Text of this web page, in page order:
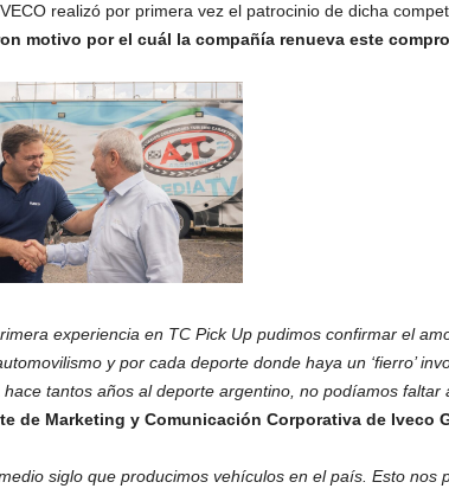
realizó por primera vez el patrocinio de dicha
motivo por el cuál la compañía renueva este
experiencia en TC Pick Up pudimos confirmar el
y por cada deporte donde haya un ‘fierro’
tantos años al deporte argentino, no podíamos faltar
de Marketing y Comunicación Corporativa de Iveco
siglo que producimos vehículos en el país. Esto nos